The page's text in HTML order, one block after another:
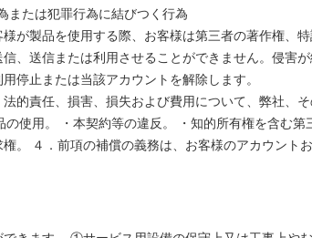
たは犯罪行為に結びつく行為
が製品を使用する際、お客様は第三者の著作権、
、送信または利用させることができません。侵害
停止または当該アカウントを解除します。
的責任、損害、損失および費用について、弊社、そ
使用。 ・本契約等の違反。 ・知的所有権を含む第
。 ４．前項の補償の義務は、お客様のアカウント